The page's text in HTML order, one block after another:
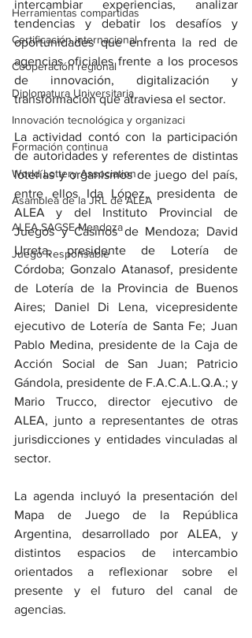
Herramientas compartidas
Certificación internacional
Cooperación regional
Diplomatura Universitaria
Innovación tecnológica y organizaci
Formación continua
World Lottery Association
Asamblea de la JRL de ALEA
ALEA SAGSE Mendoza
Juego Responsable
intercambiar experiencias, analizar
tendencias y debatir los desafíos y
oportunidades que enfrenta la red de
agencias oficiales frente a los procesos
de innovación, digitalización y
transformación que atraviesa el sector.
La actividad contó con la participación
de autoridades y referentes de distintas
loterías y organismos de juego del país,
entre ellos Ida López, presidenta de
ALEA y del Instituto Provincial de
Juegos y Casinos de Mendoza; David
Urreta, presidente de Lotería de
Córdoba; Gonzalo Atanasof, presidente
de Lotería de la Provincia de Buenos
Aires; Daniel Di Lena, vicepresidente
ejecutivo de Lotería de Santa Fe; Juan
Pablo Medina, presidente de la Caja de
Acción Social de San Juan; Patricio
Gándola, presidente de F.A.C.A.L.Q.A.; y
Mario Trucco, director ejecutivo de
ALEA, junto a representantes de otras
jurisdicciones y entidades vinculadas al
sector.
La agenda incluyó la presentación del
Mapa de Juego de la República
Argentina, desarrollado por ALEA, y
distintos espacios de intercambio
orientados a reflexionar sobre el
presente y el futuro del canal de
agencias.